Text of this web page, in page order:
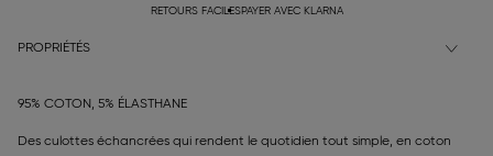
RETOURS FACILESPAYER AVEC KLARNA
PROPRIÉTÉS
95% COTON, 5% ÉLASTHANE
Des culottes échancrées qui rendent le quotidien tout simple, en coton